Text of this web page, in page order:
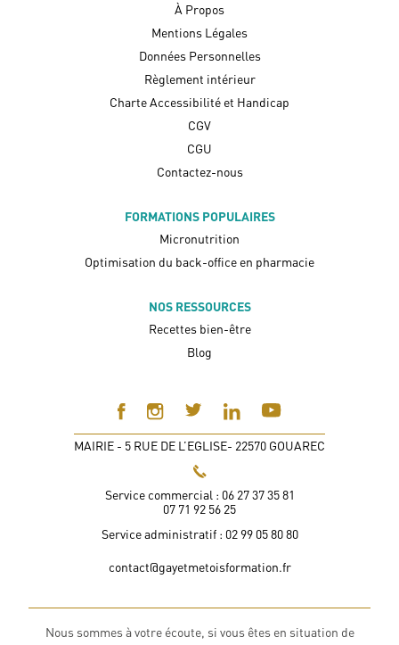
À Propos
Mentions Légales
Données Personnelles
Règlement intérieur
Charte Accessibilité et Handicap
CGV
CGU
Contactez-nous
FORMATIONS POPULAIRES
Micronutrition
Optimisation du back-office en pharmacie
NOS RESSOURCES
Recettes bien-être
Blog
MAIRIE - 5 RUE DE L’EGLISE- 22570 GOUAREC
Service commercial : 06 27 37 35 81
07 71 92 56 25
Service administratif : 02 99 05 80 80
contact@gayetmetoisformation.fr
Nous sommes à votre écoute, si vous êtes en situation de